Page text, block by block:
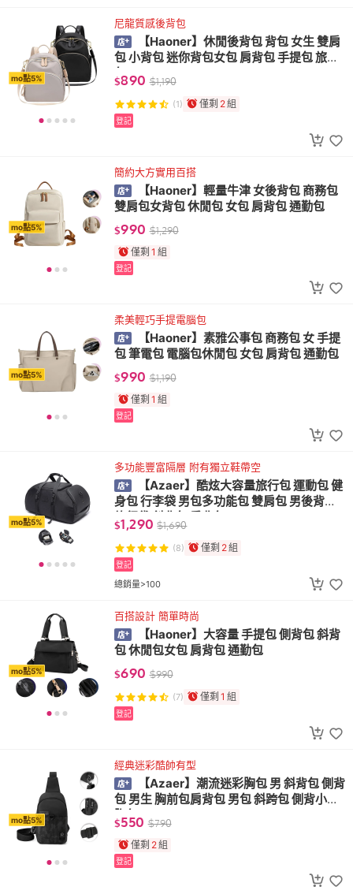
mo點5%
尼龍質感後背包
【Haoner】休閒後背包 背包 女生 雙肩
包 小背包 迷你背包女包 肩背包 手提包 旅行
包
$890 $1,190
(1) 僅剩 2組
登記
mo點5%
簡約大方實用百搭
【Haoner】輕量牛津 女後背包 商務包
雙肩包女背包 休閒包 女包 肩背包 通勤包
$990 $1,290
僅剩 1 組
登記
mo點5%
柔美輕巧手提電腦包
【Haoner】素雅公事包 商務包 女 手提
包 筆電包 電腦包休閒包 女包 肩背包 通勤包
$990 $1,190
僅剩 1 組
登記
mo點5%
多功能豐富隔層 附有獨立鞋帶空
【Azaer】酷炫大容量旅行包 運動包 健
身包 行李袋 男包多功能包 雙肩包 男後背包
旅行袋 斜背包 肩背包
$1,290 $1,690
(8) 僅剩 2組
總銷量>100
登記
mo點5%
百搭設計 簡單時尚
【Haoner】大容量 手提包 側背包 斜背
包 休閒包女包 肩背包 通勤包
$690 $990
(7) 僅剩 1 組
登記
mo點5%
經典迷彩酷帥有型
【Azaer】潮流迷彩胸包 男 斜背包 側背
包 男生 胸前包肩背包 男包 斜跨包 側背小包
胸包
$550 $790
僅剩 2組
登記